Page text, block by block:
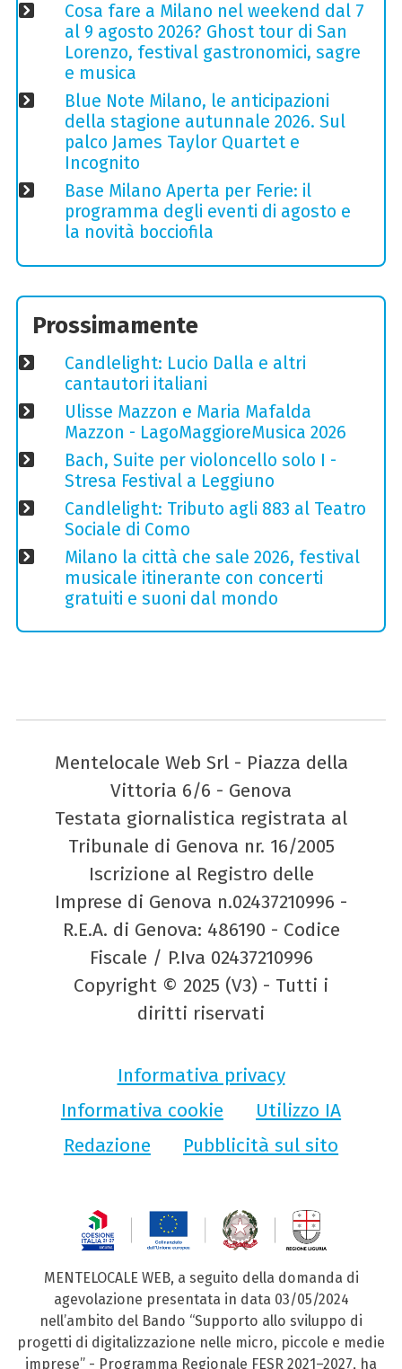
Cosa fare a Milano nel weekend dal 7
al 9 agosto 2026? Ghost tour di San
Lorenzo, festival gastronomici, sagre
e musica
Blue Note Milano, le anticipazioni
della stagione autunnale 2026. Sul
palco James Taylor Quartet e
Incognito
Base Milano Aperta per Ferie: il
programma degli eventi di agosto e
la novità bocciofila
Prossimamente
Candlelight: Lucio Dalla e altri
cantautori italiani
Ulisse Mazzon e Maria Mafalda
Mazzon - LagoMaggioreMusica 2026
Bach, Suite per violoncello solo I -
Stresa Festival a Leggiuno
Candlelight: Tributo agli 883 al Teatro
Sociale di Como
Milano la città che sale 2026, festival
musicale itinerante con concerti
gratuiti e suoni dal mondo
Mentelocale Web Srl - Piazza della
Vittoria 6/6 - Genova
Testata giornalistica registrata al
Tribunale di Genova nr. 16/2005
Iscrizione al Registro delle
Imprese di Genova n.02437210996 -
R.E.A. di Genova: 486190 - Codice
Fiscale / P.Iva 02437210996
Copyright © 2025 (V3) - Tutti i
diritti riservati
Informativa privacy
Informativa cookie
Utilizzo IA
Redazione
Pubblicità sul sito
MENTELOCALE WEB, a seguito della domanda di
agevolazione presentata in data 03/05/2024
nell’ambito del Bando “Supporto allo sviluppo di
progetti di digitalizzazione nelle micro, piccole e medie
imprese” - Programma Regionale FESR 2021–2027, ha